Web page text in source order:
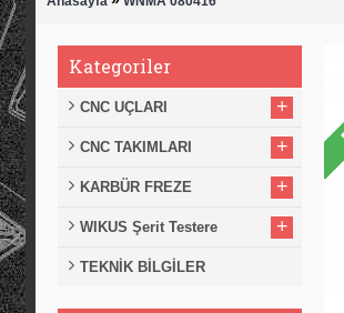
Kategoriler
CNC UÇLARI +
CNC TAKIMLARI +
KARBÜR FREZE +
WIKUS Şerit Testere +
TEKNİK BİLGİLER